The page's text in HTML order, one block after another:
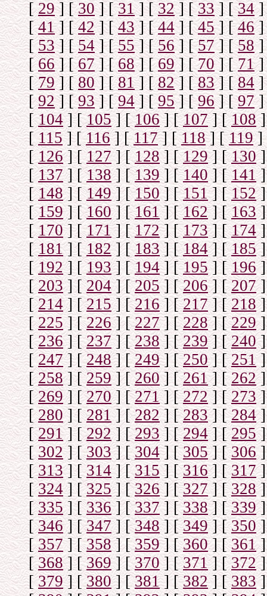
[29] [30] [31] [32] [33] [34]
[41] [42] [43] [44] [45] [46]
[53] [54] [55] [56] [57] [58]
[66] [67] [68] [69] [70] [71]
[79] [80] [81] [82] [83] [84]
[92] [93] [94] [95] [96] [97]
[104] [105] [106] [107] [108]
[ 115] [116] [117] [118] [119]
[126] [127] [128] [129] [130]
[137] [138] [139] [140] [ 141]
[148] [149] [150] [151] [152]
[159] [160] [161] [162] [163]
[170] [171] [172] [173] [174]
[181] [182] [183] [184] [185]
[192] [193] [194] [195] [ 196]
[203] [204] [205] [206] [207]
[214] [215] [216] [217] [218]
[225] [226] [227] [228] [229]
[236] [237] [238] [239] [240]
[247] [248] [249] [250] [251]
[258] [259] [ 260] [261] [262]
[269] [270] [271] [272] [273]
[280] [281] [282] [283] [284]
[291] [292] [293] [294] [295]
[302] [303] [304] [305] [306]
[313] [314] [315] [316] [317]
[324] [325] [326] [327] [ 328]
[335] [336] [337] [338] [339]
[346] [347] [348] [349] [350]
[357] [358] [359] [360] [361]
[368] [369] [370] [371] [372]
[379] [380] [381] [382] [ 383]